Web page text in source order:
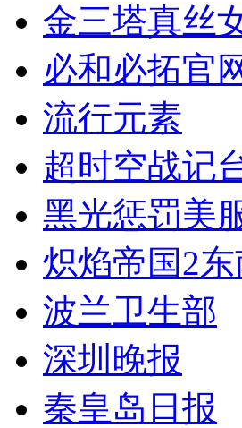
金三塔真丝
必和必拓官
流行元素
超时空战记
黑光惩罚美
炽焰帝国2东
波兰卫生部
深圳晚报
秦皇岛日报